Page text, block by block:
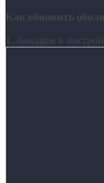
Как обновить
1. Заходим в